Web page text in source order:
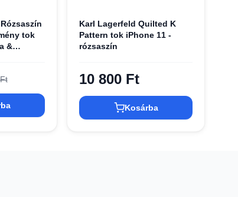
tok
&
Karl Lagerfeld Quilted K
Pattern tok iPhone 11 -
rózsaszín
10 800 Ft
Kosárba